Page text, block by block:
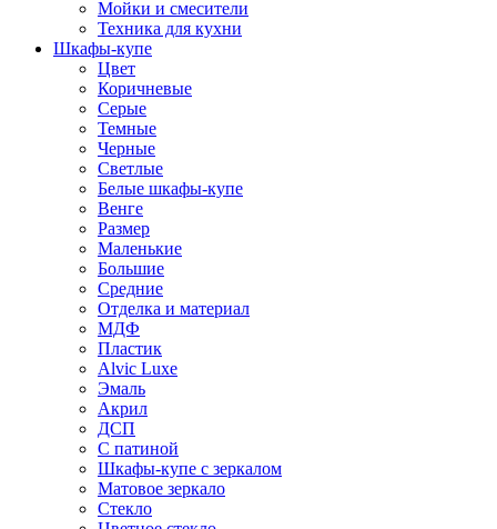
Мойки и смесители
Техника для кухни
Шкафы-купе
Цвет
Коричневые
Серые
Темные
Черные
Светлые
Белые шкафы-купе
Венге
Размер
Маленькие
Большие
Средние
Отделка и материал
МДФ
Пластик
Alvic Luxe
Эмаль
Акрил
ДСП
С патиной
Шкафы-купе с зеркалом
Матовое зеркало
Стекло